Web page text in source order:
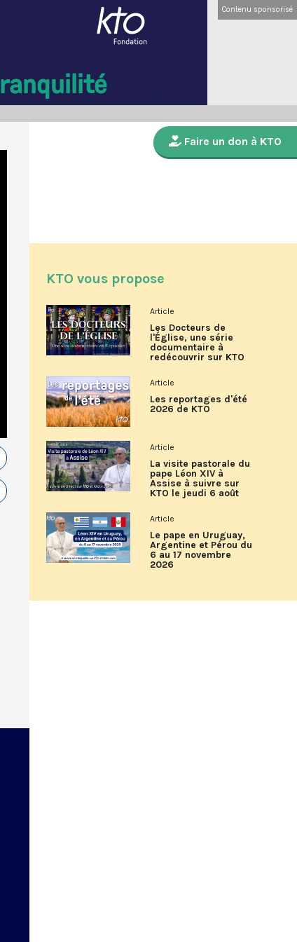
Contenu sponsorisé
Faire un don à KTO
KTO vous propose
Article
Les Docteurs de
l'Église, une série
documentaire à
redécouvrir sur KTO
Article
Les reportages d'été
2026 de KTO
Article
La visite pastorale du
pape Léon XIV à
Assise à suivre sur
KTO le jeudi 6 août
Article
Le pape en Uruguay,
Argentine et Pérou du
6 au 17 novembre
2026